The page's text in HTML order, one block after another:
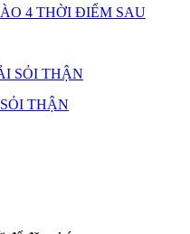
4 THỜI ĐIỂM SAU
THẬN